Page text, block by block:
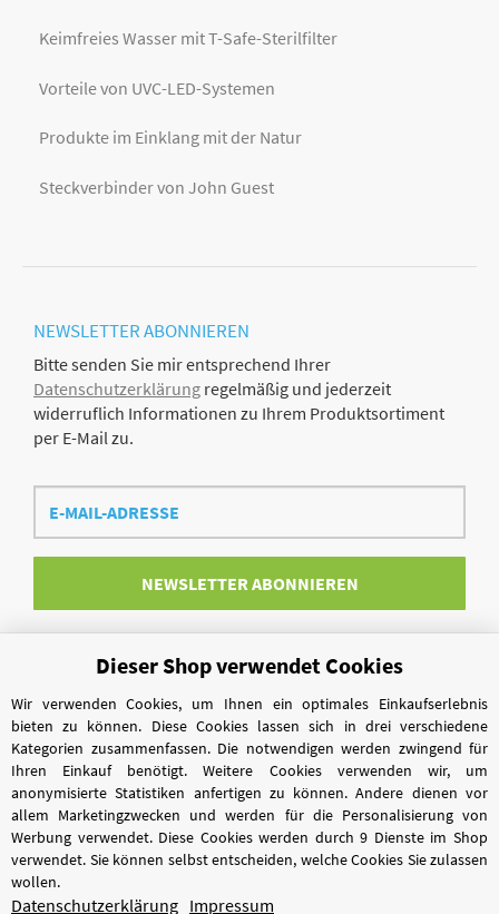
Keimfreies Wasser mit T-Safe-Sterilfilter
Vorteile von UVC-LED-Systemen
Produkte im Einklang mit der Natur
Steckverbinder von John Guest
NEWSLETTERABONNIEREN
Bitte senden Sie mir entsprechend Ihrer
Datenschutzerklärung regelmäßig und jederzeit
widerruflich Informationen zu Ihrem Produktsortiment
per E-Mail zu.
E-
Mail-
Adresse
NEWSLETTER ABONNIEREN
Vertrag widerrufen
Dieser Shop verwendet Cookies
Wir verwenden Cookies, um Ihnen ein optimales Einkaufserlebnis
bieten zu können. Diese Cookies lassen sich in drei verschiedene
Kategorien zusammenfassen. Die notwendigen werden zwingend für
Ihren Einkauf benötigt. Weitere Cookies verwenden wir, um
anonymisierte Statistiken anfertigen zu können. Andere dienen vor
allem Marketingzwecken und werden für die Personalisierung von
Werbung verwendet. Diese Cookies werden durch 9 Dienste im Shop
verwendet. Sie können selbst entscheiden, welche Cookies Sie zulassen
wollen.
Datenschutzerklärung Impressum